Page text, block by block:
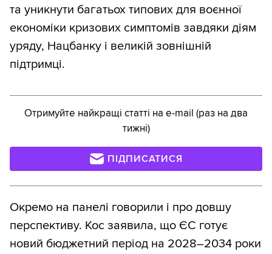
Цифровізація виконання судових
рішень — ухвалено 7 квітня
Об'єднання ринків електроенергії з
ЄС — ухвалено 7 квітня
ухвалено 7 квітня
Нагляд за рішеннями місцевої влади
(№ 14048) — один із найважчих
індикаторів, відхалявся роками;
Джерело:Razomua.media
та уникнути багатьох типових для воєнної
економіки кризових симптомів завдяки діям
уряду, Нацбанку і великій зовнішній
підтримці.
Отримуйте найкращі статті на e-mail (раз на два
тижні)
ПІДПИСАТИСЯ
Окремо на панелі говорили і про довшу
перспективу. Кос заявила, що ЄС готує
новий бюджетний період на 2028–2034 роки